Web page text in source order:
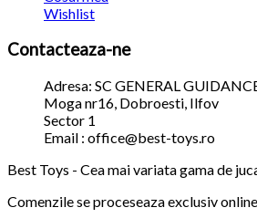
Wishlist
Contacteaza-ne
Adresa: SC GENERAL
Moga nr16, Dobroesti, Ilfov
Sector 1
Email : office@best-toys.ro
Best Toys - Cea mai variata gama de
Comenzile se proceseaza exclusiv online.